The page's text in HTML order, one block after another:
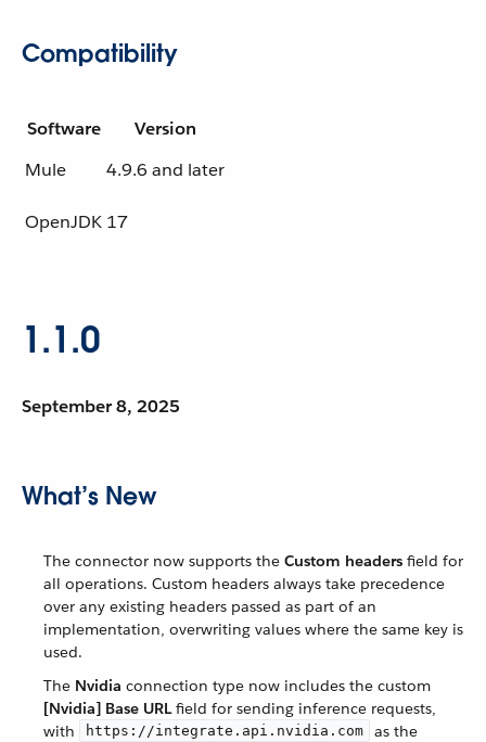
Compatibility
Software
Version
Mule
4.9.6 and later
OpenJDK 17
1.1.0
September 8, 2025
What’s New
The connector now supports the Custom headers field for
all operations. Custom headers always take precedence
over any existing headers passed as part of an
implementation, overwriting values where the same key is
used.
The Nvidia connection type now includes the custom
[Nvidia] Base URLfield for sending inference requests,
with
https://integrate.api.nvidia.com
as the